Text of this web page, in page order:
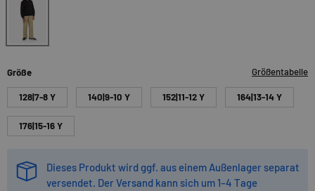
Größe Größentabelle
128|7-8 Y 140|9-10 Y 152|11-12 Y 164|13-14 Y
176|15-16 Y
Dieses Produkt wird ggf. aus einem Außenlager separat
versendet. Der Versand kann sich um 1–4 Tage